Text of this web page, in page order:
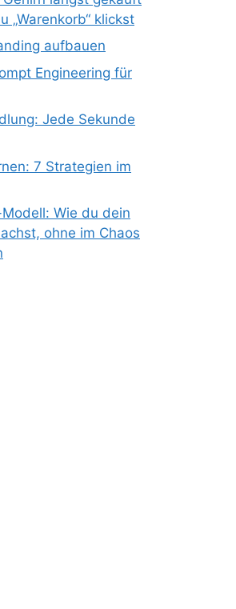
„Warenkorb“ klickst
aufbauen
Engineering für
Jede Sekunde
7 Strategien im
Wie du dein
ohne im Chaos